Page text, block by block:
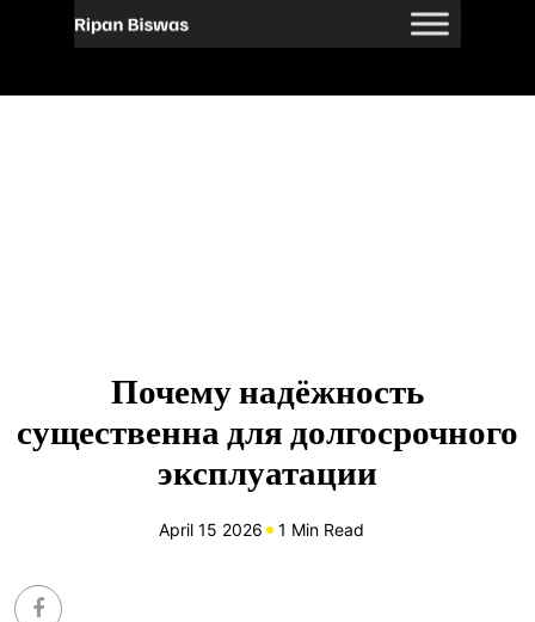
Почему надёжность
существенна для долгосрочного
эксплуатации
April 15 2026 1 Min Read